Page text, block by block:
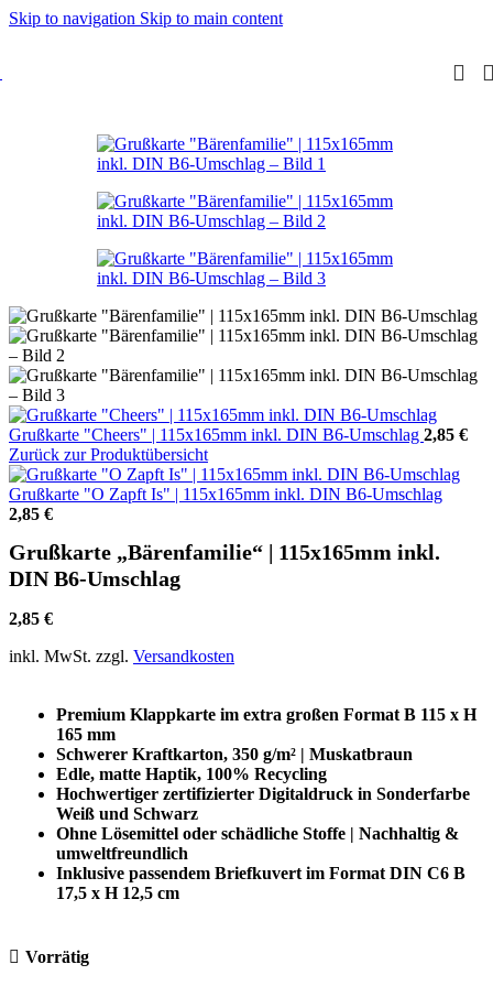
Skip to navigation Skip to main content
Grußkarte "Cheers" | 115x165mm inkl. DIN B6-Umschlag 2,85 €
Zurück zur Produktübersicht
Grußkarte "O Zapft Is" | 115x165mm inkl. DIN B6-Umschlag
2,85 €
Grußkarte „Bärenfamilie“ | 115x165mm inkl.
DIN B6-Umschlag
2,85 €
inkl. MwSt. zzgl. Versandkosten
Premium Klappkarte im extra großen Format B 115 x H
165 mm
Schwerer Kraftkarton, 350 g/m² | Muskatbraun
Edle, matte Haptik, 100% Recycling
Hochwertiger zertifizierter Digitaldruck in Sonderfarbe
Weiß und Schwarz
Ohne Lösemittel oder schädliche Stoffe | Nachhaltig &
umweltfreundlich
Inklusive passendem Briefkuvert im Format DIN C6 B
17,5 x H 12,5 cm
Vorrätig